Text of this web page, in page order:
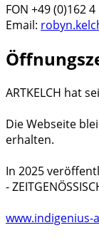
FON +49 (0)162
Email:
ARTKELCH hat
Die Webseite
erhalten.
In 2025
-
www.indigenius-